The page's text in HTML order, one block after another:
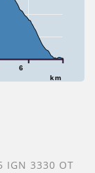
6
km
IGN 3330 OT